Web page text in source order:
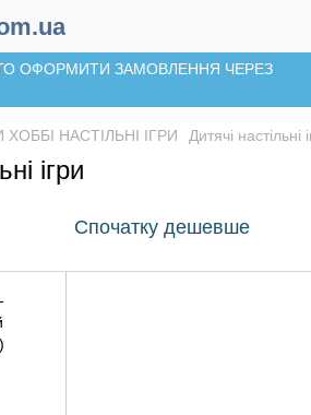
ОФОРМИТИ ЗАМОВЛЕННЯ ЧЕРЕЗ
НАСТІЛЬНІ ІГРИ Дитячі настільні
ігри
Спочатку дешевше